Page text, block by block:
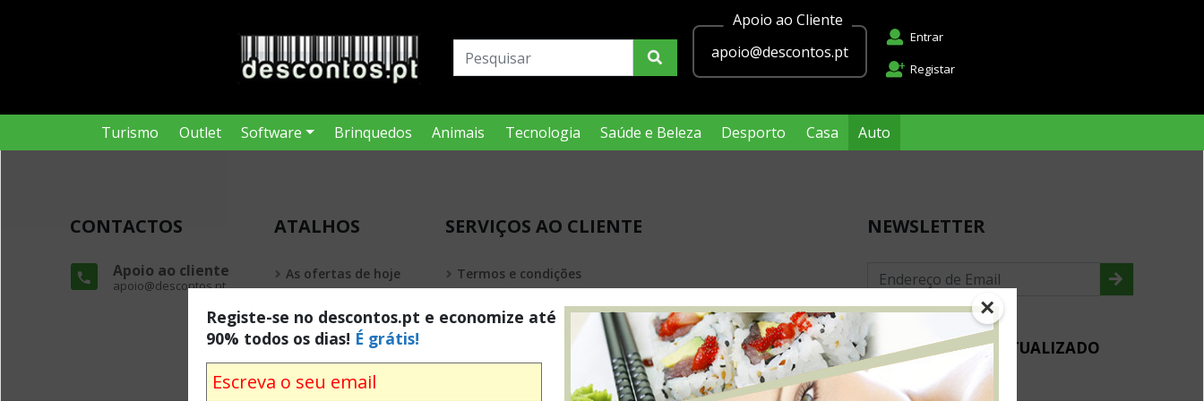
Apoio ao Cliente
apoio@descontos.pt
Entrar
Registar
Turismo Outlet Software Brinquedos Animais Tecnologia Saúde e Beleza Desporto Casa Auto
×
Registe-se no descontos.pt e economize até
90% todos os dias! É grátis!
CONTACTOS
Apoio ao cliente
apoio@descontos.pt
ATALHOS
As ofertas de hoje
SERVIÇOS AO CLIENTE
Termos e condições
Política de privacidade
Condições Legais Passatempos
NEWSLETTER
MANTENHA-SE ACTUALIZADO